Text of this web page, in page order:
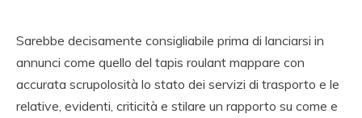
Sarebbe decisamente consigliabile prima di lanciarsi in
annunci come quello del tapis roulant mappare con
accurata scrupolosità lo stato dei servizi di trasporto e le
relative, evidenti, criticità e stilare un rapporto su come e